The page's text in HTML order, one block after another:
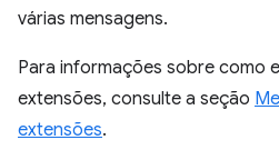
várias mensagens.
Para informações sobre como
extensões, consulte a seção
extensões.